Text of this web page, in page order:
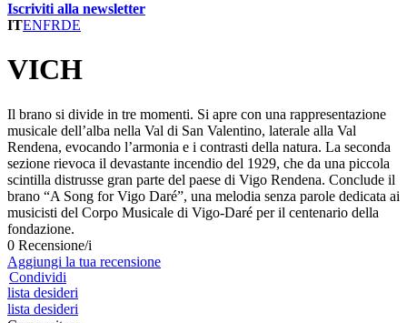
Iscriviti alla newsletter
ITENFRDE
VICH
Il brano si divide in tre momenti. Si apre con una rappresentazione
musicale dell’alba nella Val di San Valentino, laterale alla Val
Rendena, evocando l’armonia e i contrasti della natura. La seconda
sezione rievoca il devastante incendio del 1929, che da una piccola
scintilla distrusse gran parte del paese di Vigo Rendena. Conclude il
brano “A Song for Vigo Daré”, una melodia senza parole dedicata ai
musicisti del Corpo Musicale di Vigo-Daré per il centenario della
fondazione.
0 Recensione/i
Aggiungi la tua recensione
Condividi
lista desideri
lista desideri